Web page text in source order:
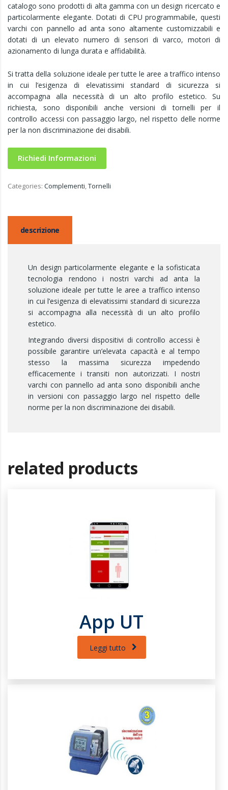
catalogo sono prodotti di alta gamma con un design ricercato e
particolarmente elegante. Dotati di CPU programmabile, questi
varchi con pannello ad anta sono altamente customizzabili e
dotati di un elevato numero di sensori di varco, motori di
azionamento di lunga durata e affidabilità.
Si tratta della soluzione ideale per tutte le aree a traffico intenso
in cui l’esigenza di elevatissimi standard di sicurezza si
accompagna alla necessità di un alto profilo estetico. Su
richiesta, sono disponibili anche versioni di tornelli per il
controllo accessi con passaggio largo, nel rispetto delle norme
per la non discriminazione dei disabili.
Richiedi Informazioni
Categories: Complementi,Tornelli
descrizione
Un design particolarmente elegante e la sofisticata
tecnologia rendono i nostri varchi ad anta la
soluzione ideale per tutte le aree a traffico intenso
in cui l’esigenza di elevatissimi standard di sicurezza
si accompagna alla necessità di un alto profilo
estetico.
Integrando diversi dispositivi di controllo accessi è
possibile garantire un’elevata capacità e al tempo
stesso la massima sicurezza impedendo
efficacemente i transiti non autorizzati. I nostri
varchi con pannello ad anta sono disponibili anche
in versioni con passaggio largo nel rispetto delle
norme per la non discriminazione dei disabili.
related products
App UT
Leggi tutto